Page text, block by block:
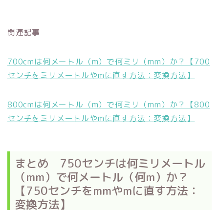
関連記事
700cmは何メートル（m）で何ミリ（mm）か？【700
センチをミリメートルやmに直す方法：変換方法】
800cmは何メートル（m）で何ミリ（mm）か？【800
センチをミリメートルやmに直す方法：変換方法】
まとめ 750センチは何ミリメートル
（mm）で何メートル（何m）か？
【750センチをmmやmに直す方法：
変換方法】